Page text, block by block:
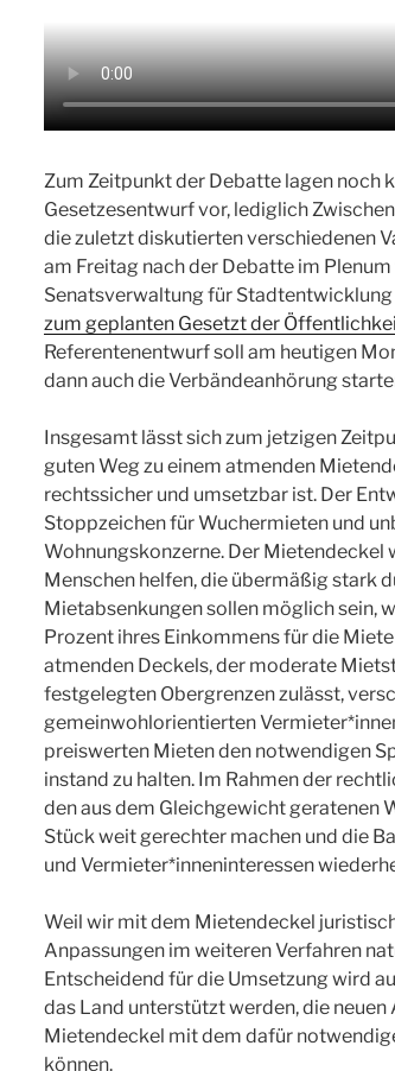
Zum Zeitpunkt der Debatte lagen noch
Gesetzesentwurf vor, lediglich
die zuletzt diskutierten verschiedenen
am Freitag nach der Debatte im
Senatsverwaltung für Stadtentwicklung
zum geplanten Gesetzt der
Referentenentwurf soll am heutigen
dann auch die Verbändeanhörung
Insgesamt lässt sich zum jetzigen
guten Weg zu einem atmenden
rechtssicher und umsetzbar ist. Der
Stoppzeichen für Wuchermieten und
Wohnungskonzerne. Der Mietendeckel
Menschen helfen, die übermäßig stark
Mietabsenkungen sollen möglich sein,
Prozent ihres Einkommens für die
atmenden Deckels, der moderate
festgelegten Obergrenzen zulässt,
gemeinwohlorientierten
preiswerten Mieten den notwendigen
instand zu halten. Im Rahmen der
den aus dem Gleichgewicht geratenen
Stück weit gerechter machen und die
und Vermieter*inneninteressen
Weil wir mit dem Mietendeckel
Anpassungen im weiteren Verfahren
Entscheidend für die Umsetzung wird
das Land unterstützt werden, die neuen
Mietendeckel mit dem dafür
können.